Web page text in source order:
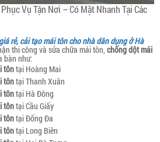
Phục Vụ Tận Nơi – Có Mặt Nhanh Tại Các
rẻ, cải tạo mái tôn cho nhà dân dụng ở Hà
thi công và sửa chữa mái tôn, chống dột mái
bàn như:
tôntại Hoàng Mai
tôntại Thanh Xuân
tôntại Hà Đông
tôntại Cầu Giấy
tôntại Đống Đa
tôntại Long Biên